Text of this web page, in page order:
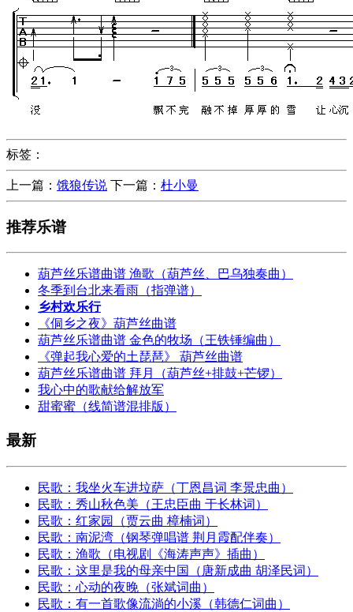
标签：
上一篇： 饿狼传说 下一篇： 杜小曼
推荐乐谱
葫芦丝乐谱曲谱 渔歌（葫芦丝、巴乌独奏曲）
冬季到台北来看雨（指弹谱）
乡村欢乐行
《侗乡之夜》葫芦丝曲谱
葫芦丝乐谱曲谱 金色的牧场（王铁锤编曲）
《弹起我心爱的土琵琶》 葫芦丝曲谱
葫芦丝乐谱曲谱 拜月（葫芦丝+排鼓+芒锣）
我心中的歌献给解放军
甜蜜蜜（线简谱混排版）
最新
民歌：我坐火车进垃萨（丁恩昌词 李景忠曲）
民歌：秀山秋色美（王忠臣曲 于长林词）
民歌：红家园（贾云曲 樟楠词）
民歌：南泥湾（钢琴弹唱谱 荆月霞配伴奏）
民歌：渔歌（电视剧《海涛声声》插曲）
民歌：这里是我的母亲中国（唐新成曲 胡泽民词）
民歌：心动的夜晚（张斌词曲）
民歌：有一首歌像流淌的小溪（韩德仁词曲）